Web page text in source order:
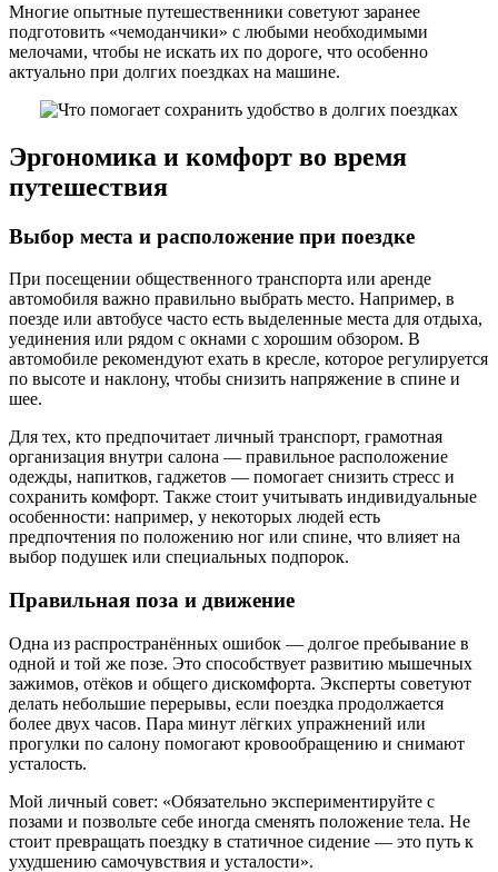
Многие опытные путешественники советуют заранее
подготовить «чемоданчики» с любыми необходимыми
мелочами, чтобы не искать их по дороге, что особенно
актуально при долгих поездках на машине.
Эргономика и комфорт во время
путешествия
Выбор места и расположение при поездке
При посещении общественного транспорта или аренде
автомобиля важно правильно выбрать место. Например, в
поезде или автобусе часто есть выделенные места для отдыха,
уединения или рядом с окнами с хорошим обзором. В
автомобиле рекомендуют ехать в кресле, которое регулируется
по высоте и наклону, чтобы снизить напряжение в спине и
шее.
Для тех, кто предпочитает личный транспорт, грамотная
организация внутри салона — правильное расположение
одежды, напитков, гаджетов — помогает снизить стресс и
сохранить комфорт. Также стоит учитывать индивидуальные
особенности: например, у некоторых людей есть
предпочтения по положению ног или спине, что влияет на
выбор подушек или специальных подпорок.
Правильная поза и движение
Одна из распространённых ошибок — долгое пребывание в
одной и той же позе. Это способствует развитию мышечных
зажимов, отёков и общего дискомфорта. Эксперты советуют
делать небольшие перерывы, если поездка продолжается
более двух часов. Пара минут лёгких упражнений или
прогулки по салону помогают кровообращению и снимают
усталость.
Мой личный совет: «Обязательно экспериментируйте с
позами и позвольте себе иногда сменять положение тела. Не
стоит превращать поездку в статичное сидение — это путь к
ухудшению самочувствия и усталости».